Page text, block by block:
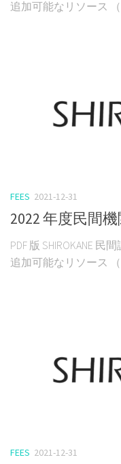
追加可能なリソース （
FEES 2021-12-31
2022 年度民間
PDF 版 SHIROKANE 民
追加可能なリソース （
FEES 2021-12-31